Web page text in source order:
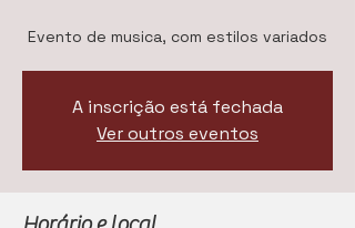
Evento de musica, com estilos variados
A inscrição está fechada
Ver outros eventos